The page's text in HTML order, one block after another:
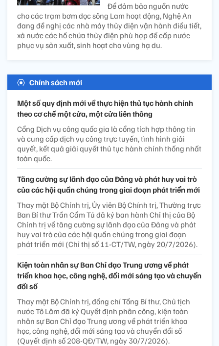
Để đảm bảo nguồn nước
cho các trạm bơm dọc sông Lam hoạt động, Nghệ An
đang đề nghị các nhà máy thủy điện vận hành điều tiết,
xả nước các hồ chứa thủy điện phù hợp để cấp nước
phục vụ sản xuất, sinh hoạt cho vùng hạ du.
Chính sách mới
Một số quy định mới về thực hiện thủ tục hành chính
theo cơ chế một cửa, một cửa liên thông
Cổng Dịch vụ công quốc gia là cổng tích hợp thông tin
và cung cấp dịch vụ công trực tuyến, tình hình giải
quyết, kết quả giải quyết thủ tục hành chính thống nhất
toàn quốc.
Tăng cường sự lãnh đạo của Đảng và phát huy vai trò
của các hội quần chúng trong giai đoạn phát triển mới
Thay mặt Bộ Chính trị, Ủy viên Bộ Chính trị, Thường trực
Ban Bí thư Trần Cẩm Tú đã ký ban hành Chỉ thị của Bộ
Chính trị về tăng cường sự lãnh đạo của Đảng và phát
huy vai trò của các hội quần chúng trong giai đoạn
phát triển mới (Chỉ thị số 11-CT/TW, ngày 20/7/2026).
Kiện toàn nhân sự Ban Chỉ đạo Trung ương về phát
triển khoa học, công nghệ, đổi mới sáng tạo và chuyển
đổi số
Thay mặt Bộ Chính trị, đồng chí Tổng Bí thư, Chủ tịch
nước Tô Lâm đã ký Quyết định phân công, kiện toàn
nhân sự Ban Chỉ đạo Trung ương về phát triển khoa
học, công nghệ, đổi mới sáng tạo và chuyển đổi số
(Quyết định số 208-QĐ/TW, ngày 30/7/2026).